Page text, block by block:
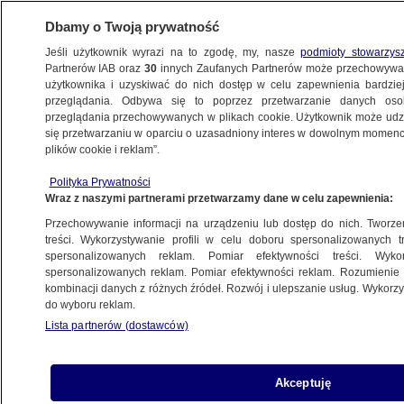
ŚWIAT
odgrodzenia się płotem od Rumunii
22.05.2017, 20:40
Udostępnij
Dbamy o Twoją prywatność
Jeśli użytkownik wyrazi na to zgodę, my, naszepodmioty
Partnerów IAB oraz30 innych Zaufanych Partnerów może
użytkownika i uzyskiwać do nich dostęp w celu zapewnienia
przeglądania. Odbywa się to poprzez przetwarzanie danych
przeglądania przechowywanych w plikach cookie. Użytkownik może
się przetwarzaniu w oparciu o uzasadniony interes w dowolnym
plików cookie i reklam”.
Polityka Prywatności
Wraz z naszymi partnerami przetwarzamy dane w celu zapewnienia:
Przechowywanie informacji na urządzeniu lub dostęp do nich.
treści. Wykorzystywanie profili w celu doboru spersonalizowanych
spersonalizowanych reklam. Pomiar efektywności treści.
spersonalizowanych reklam. Pomiar efektywności reklam.
kombinacji danych z różnych źródeł. Rozwój i ulepszanie usług.
do wyboru reklam.
Lista partnerów (dostawców)
Akceptuję